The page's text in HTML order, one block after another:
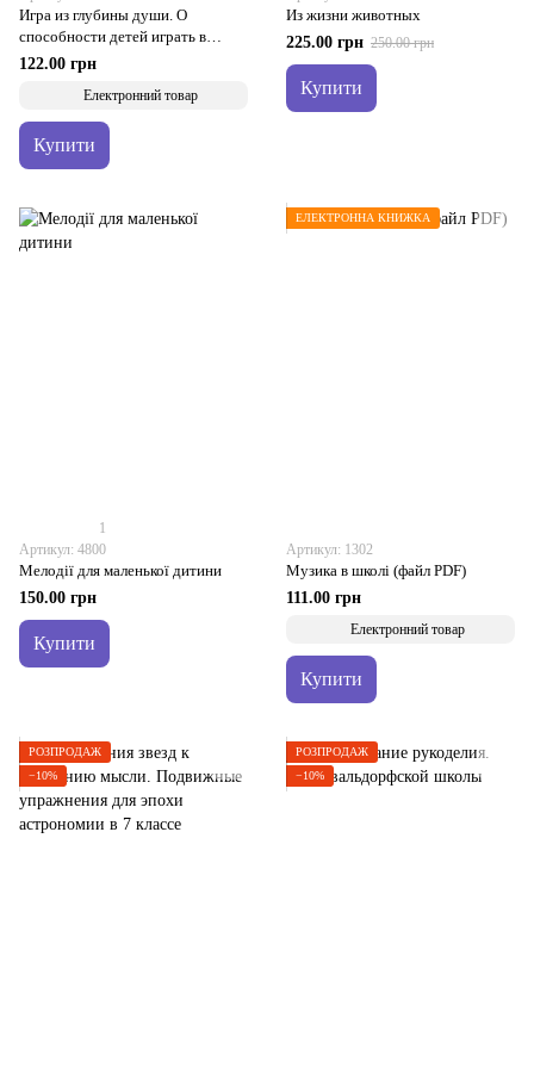
Игра из глубины души. О
способности детей играть в
исцеляющие игры (файл PDF)
122.00 грн
Електронний товар
Купити
Из жизни животных
225.00 грн 250.00 грн
Купити
1
Артикул: 4800
Мелодії для маленької дитини
150.00 грн
Купити
ЕЛЕКТРОННА КНИЖКА
Артикул: 1302
Музика в школі (файл PDF)
111.00 грн
Електронний товар
Купити
РОЗПРОДАЖ
−10%
РОЗПРОДАЖ
−10%